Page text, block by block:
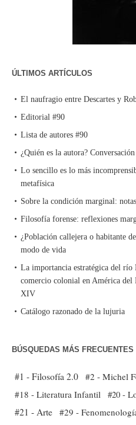
ÚLTIMOS ARTÍCULOS
El naufragio entre Descartes y
Editorial #90
Lista de autores #90
¿Quién es la autora?
Lo sencillo es lo más
metafísica
Sobre la condición marginal:
Filosofía forense: reflexiones
¿Población callejera o habitante
modo de vida
La importancia estratégica del río
comercio colonial en América
XIV
Catálogo razonado de la lujuria
BÚSQUEDAS MÁS FRECUENTES
#1 - Filosofía 2.0 #2 - Michel
#18 - Literatura Infantil #20 -
#21 - Arte #29 -